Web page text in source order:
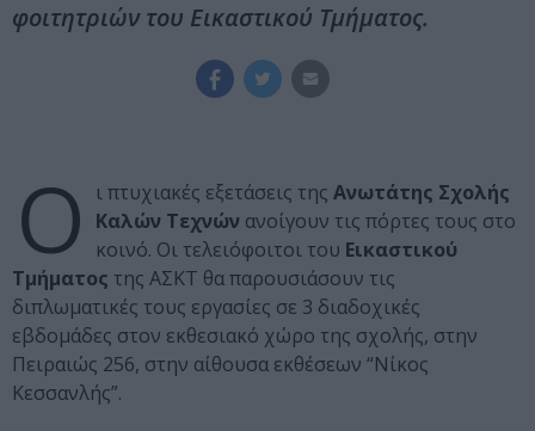
φοιτητριών του Εικαστικού Τμήματος.
O ι πτυχιακές εξετάσεις της Ανωτάτης Σχολής
Καλών Τεχνών ανοίγουν τις πόρτες τους στο
κοινό. Oι τελειόφοιτοι του Εικαστικού
Τμήματος της ΑΣΚΤ θα παρουσιάσουν τις
διπλωματικές τους εργασίες σε 3 διαδοχικές
εβδομάδες στον εκθεσιακό χώρο της σχολής, στην
Πειραιώς 256, στην αίθουσα εκθέσεων “Νίκος
Κεσσανλής”.